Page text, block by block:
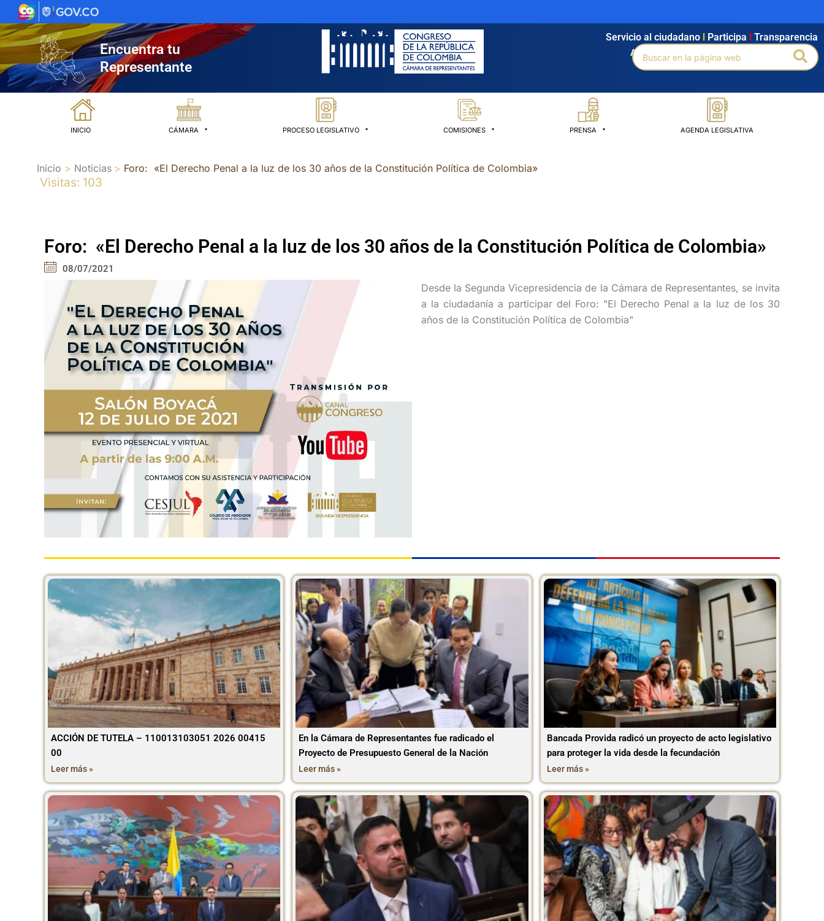
al
contenido
Encuentra tu
Representante
Agendamiento Intranet Búsqueda avanzada
Servicio al ciudadano Participa Transparencia
Buscar
por:
INICIO CÁMARA PROCESO LEGISLATIVO COMISIONES PRENSA AGENDA LEGISLATIVA
Inicio Noticias Foro: «El Derecho Penal a la luz de los 30 años de la Constitución Política de Colombia»
Visitas: 103
Foro: «El Derecho Penal a la luz de los 30 años de la Constitución Política de Colombia»
08/07/2021
Desde la Segunda Vicepresidencia de la Cámara de Representantes, se invita
a la ciudadanía a participar del Foro: "El Derecho Penal a la luz de los 30
años de la Constitución Política de Colombia"
ACCIÓN DE TUTELA – 110013103051 2026 00415
00
Leer más »
En la Cámara de Representantes fue radicado el
Proyecto de Presupuesto General de la Nación
Leer más »
Bancada Provida radicó un proyecto de acto legislativo
para proteger la vida desde la fecundación
Leer más »